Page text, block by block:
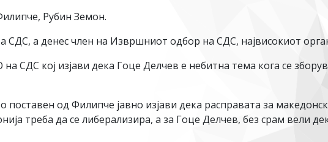
Рубин Земон.
а денес член на Извршниот одбор на СДС, највисокиот
СДС кој изјави дека Гоце Делчев е небитна тема кога се
од Филипче јавно изјави дека расправата за
треба да се либерализира, а за Гоце Делчев, без срам вели